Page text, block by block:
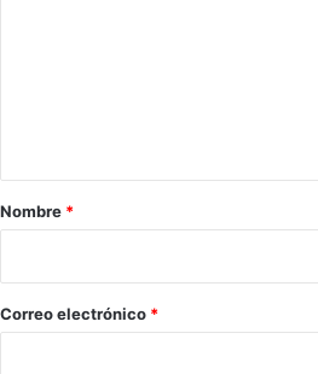
r
*
Nombre *
Correo electrónico *